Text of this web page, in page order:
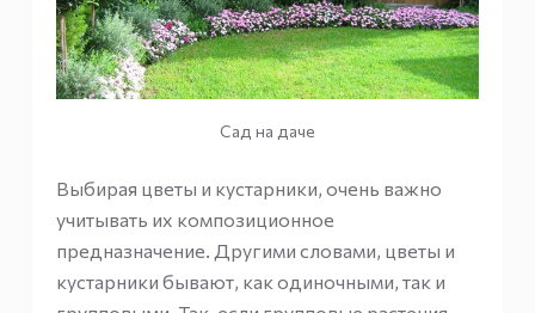
Сад на даче
Выбирая цветы и кустарники, очень важно
учитывать их композиционное
предназначение. Другими словами, цветы и
кустарники бывают, как одиночными, так и